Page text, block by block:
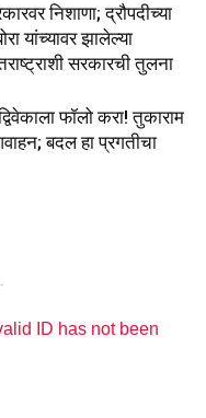
निशाणा; द्रौपदीच्या
यांच्यावर झालेल्या
सरकारची तुलना
फॉलो करा! तुकाराम
बदल हा प्रगतीचा
ID has not been